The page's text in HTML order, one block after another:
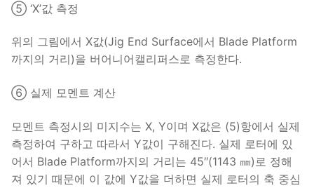
⑤ ‘X’값 측정
위의 그림에서 X값(Jig End Surface에서 Blade Platform
까지의 거리)을 버어니어캘리퍼스로 측정한다.
⑥ 실제 모멘트 계산
모멘트 측정시의 미지수는 X, Y이며 X값은 (5)항에서 실제
측정하여 구하고 따라서 Y값이 구해진다. 실제 로터에 있
어서 Blade Platform까지의 거리는 45″(1143 ㎜)로 정해
져 있기 때문에 이 값에 Y값을 더하면 실제 로터의 축 중심